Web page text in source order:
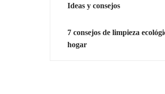
Ideas y consejos
7 consejos de limpieza
hogar